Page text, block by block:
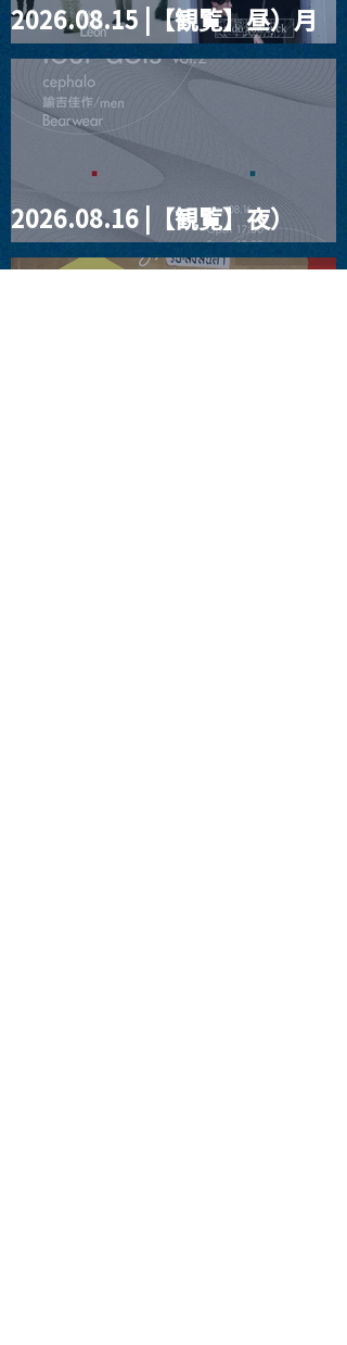
2026.08.15 |【観覧】昼）月
見ルpre.『POLYHEDRON』
2026.08.16 |【観覧】夜）
four dots vol.2